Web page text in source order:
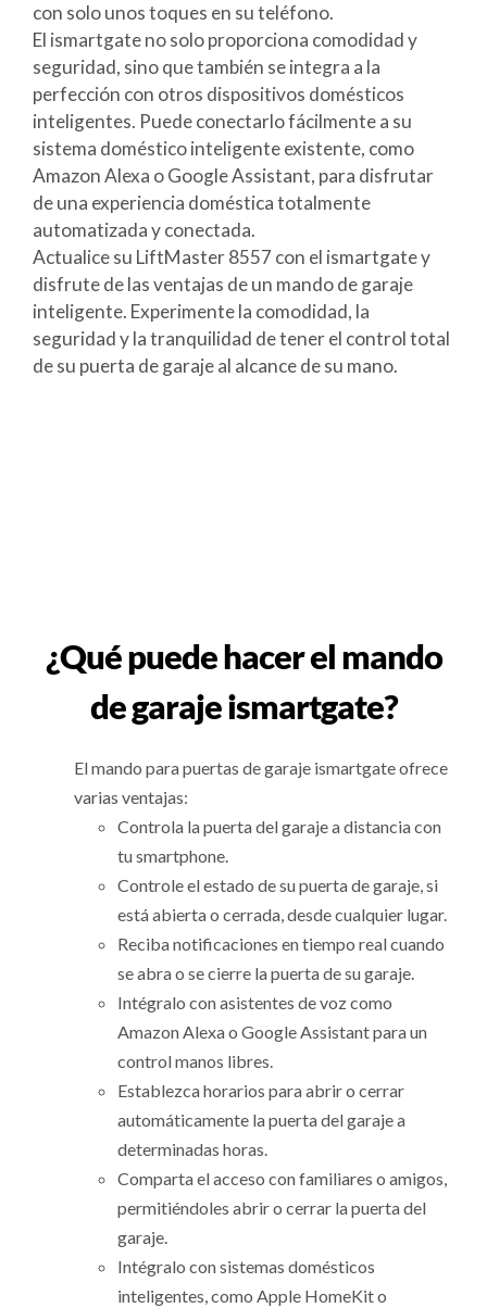
con solo unos toques en su teléfono.
El ismartgate no solo proporciona comodidad y
seguridad, sino que también se integra a la
perfección con otros dispositivos domésticos
inteligentes. Puede conectarlo fácilmente a su
sistema doméstico inteligente existente, como
Amazon Alexa o Google Assistant, para disfrutar
de una experiencia doméstica totalmente
automatizada y conectada.
Actualice su LiftMaster 8557 con el ismartgate y
disfrute de las ventajas de un mando de garaje
inteligente. Experimente la comodidad, la
seguridad y la tranquilidad de tener el control total
de su puerta de garaje al alcance de su mano.
¿Qué puede hacer el mando
de garaje ismartgate?
El mando para puertas de garaje ismartgate ofrece
varias ventajas:
Controla la puerta del garaje a distancia con
tu smartphone.
Controle el estado de su puerta de garaje, si
está abierta o cerrada, desde cualquier lugar.
Reciba notificaciones en tiempo real cuando
se abra o se cierre la puerta de su garaje.
Intégralo con asistentes de voz como
Amazon Alexa o Google Assistant para un
control manos libres.
Establezca horarios para abrir o cerrar
automáticamente la puerta del garaje a
determinadas horas.
Comparta el acceso con familiares o amigos,
permitiéndoles abrir o cerrar la puerta del
garaje.
Intégralo con sistemas domésticos
inteligentes, como Apple HomeKit o